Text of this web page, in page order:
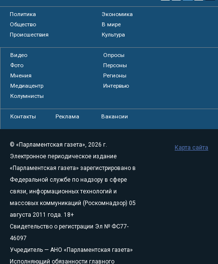
Политика
Экономика
Общество
В мире
Происшествия
Культура
Видео
Опросы
Фото
Персоны
Мнения
Регионы
Медиацентр
Интервью
Колумнисты
Контакты Реклама Вакансии
© «Парламентская газета», 2026 г.
Электронное периодическое издание
«Парламентская газета» зарегистрировано в
Федеральной службе по надзору в сфере
связи, информационных технологий и
массовых коммуникаций (Роскомнадзор) 05
августа 2011 года. 18+
Свидетельство о регистрации Эл № ФС77-
46097
Учредитель — АНО «Парламентская газета»
Исполняющий обязанности главного
Карта сайта